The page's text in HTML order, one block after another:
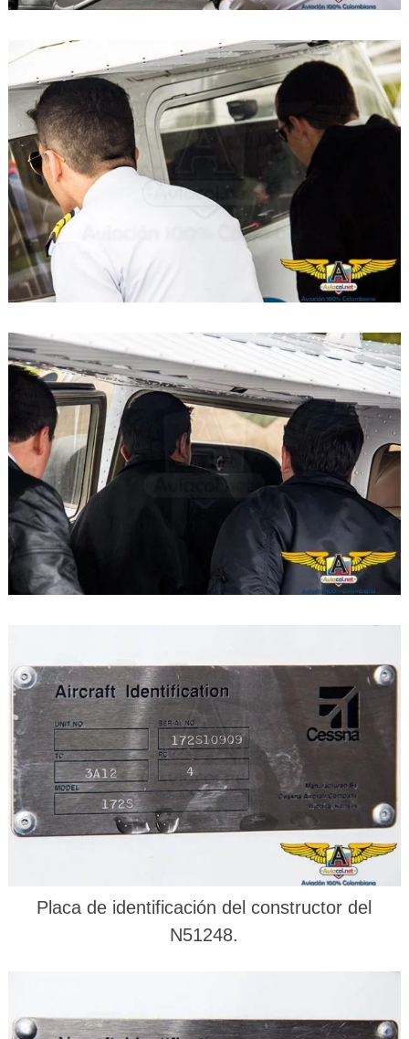
Placa de identificación del constructor del
N51248.